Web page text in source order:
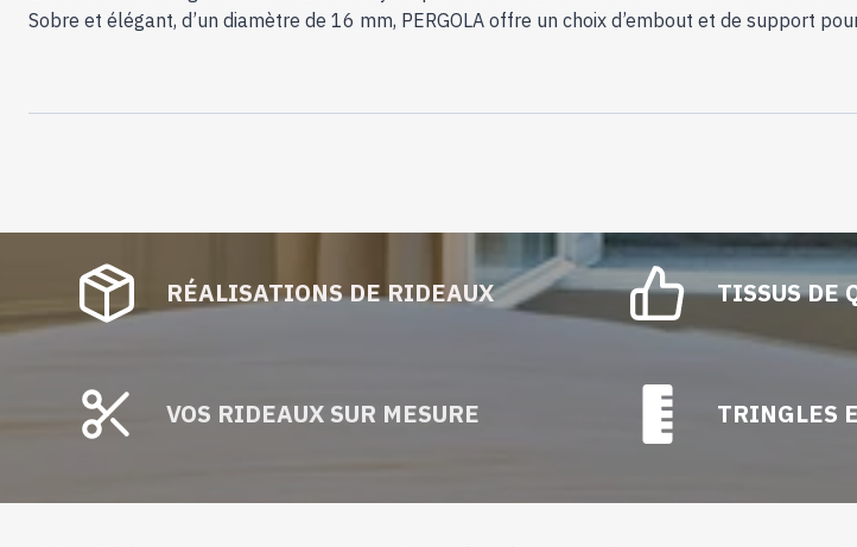
Sobre et élégant, d’un diamètre de 16 mm, PERGOLA offre un choix d’embout et de support
RÉALISATIONS DE RIDEAUX
VOS RIDEAUX SUR MESURE
TISSUS DE
TRINGLES